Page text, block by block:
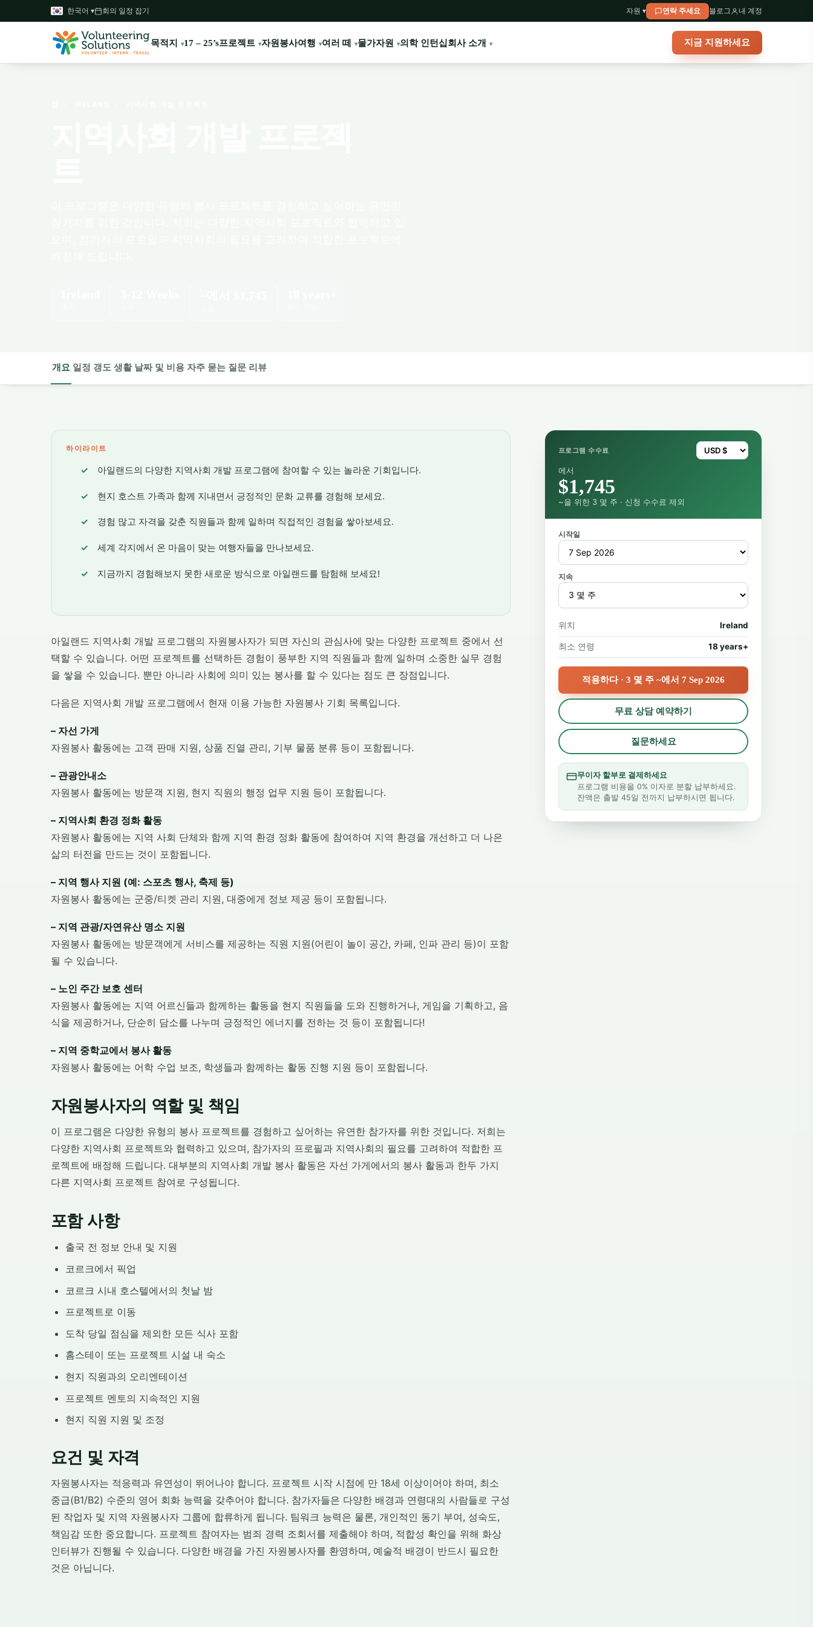
한국어 ▾ 회의 일정 잡기 자원 ▾ 연락 주세요 블로그 내 계정
목적지 17 – 25’s프로젝트 자원봉사여행 여러 떼 물가자원 의학 인턴십회사 소개 지금 지원하세요
개요 일정 갱도 생활 날짜 및 비용 자주 묻는 질문 리뷰
하이라이트
아일랜드의 다양한 지역사회 개발 프로그램에 참여할 수 있는 놀라운 기회입니다.
현지 호스트 가족과 함께 지내면서 긍정적인 문화 교류를 경험해 보세요.
경험 많고 자격을 갖춘 직원들과 함께 일하며 직접적인 경험을 쌓아보세요.
세계 각지에서 온 마음이 맞는 여행자들을 만나보세요.
지금까지 경험해보지 못한 새로운 방식으로 아일랜드를 탐험해 보세요!
아일랜드 지역사회 개발 프로그램의 자원봉사자가 되면 자신의 관심사에 맞는 다양한 프로젝트 중에서 선
택할 수 있습니다. 어떤 프로젝트를 선택하든 경험이 풍부한 지역 직원들과 함께 일하며 소중한 실무 경험
을 쌓을 수 있습니다. 뿐만 아니라 사회에 의미 있는 봉사를 할 수 있다는 점도 큰 장점입니다.
다음은 지역사회 개발 프로그램에서 현재 이용 가능한 자원봉사 기회 목록입니다.
– 자선 가게
자원봉사 활동에는 고객 판매 지원, 상품 진열 관리, 기부 물품 분류 등이 포함됩니다.
– 관광안내소
자원봉사 활동에는 방문객 지원, 현지 직원의 행정 업무 지원 등이 포함됩니다.
– 지역사회 환경 정화 활동
자원봉사 활동에는 지역 사회 단체와 함께 지역 환경 정화 활동에 참여하여 지역 환경을 개선하고 더 나은
삶의 터전을 만드는 것이 포함됩니다.
– 지역 행사 지원 (예: 스포츠 행사, 축제 등)
자원봉사 활동에는 군중/티켓 관리 지원, 대중에게 정보 제공 등이 포함됩니다.
– 지역 관광/자연유산 명소 지원
자원봉사 활동에는 방문객에게 서비스를 제공하는 직원 지원(어린이 놀이 공간, 카페, 인파 관리 등)이 포함
될 수 있습니다.
– 노인 주간 보호 센터
자원봉사 활동에는 지역 어르신들과 함께하는 활동을 현지 직원들을 도와 진행하거나, 게임을 기획하고, 음
식을 제공하거나, 단순히 담소를 나누며 긍정적인 에너지를 전하는 것 등이 포함됩니다!
– 지역 중학교에서 봉사 활동
자원봉사 활동에는 어학 수업 보조, 학생들과 함께하는 활동 진행 지원 등이 포함됩니다.
자원봉사자의 역할 및 책임
이 프로그램은 다양한 유형의 봉사 프로젝트를 경험하고 싶어하는 유연한 참가자를 위한 것입니다. 저희는
다양한 지역사회 프로젝트와 협력하고 있으며, 참가자의 프로필과 지역사회의 필요를 고려하여 적합한 프
로젝트에 배정해 드립니다. 대부분의 지역사회 개발 봉사 활동은 자선 가게에서의 봉사 활동과 한두 가지
다른 지역사회 프로젝트 참여로 구성됩니다.
포함 사항
출국 전 정보 안내 및 지원
코르크에서 픽업
코르크 시내 호스텔에서의 첫날 밤
프로젝트로 이동
도착 당일 점심을 제외한 모든 식사 포함
홈스테이 또는 프로젝트 시설 내 숙소
현지 직원과의 오리엔테이션
프로젝트 멘토의 지속적인 지원
현지 직원 지원 및 조정
요건 및 자격
자원봉사자는 적응력과 유연성이 뛰어나야 합니다. 프로젝트 시작 시점에 만 18세 이상이어야 하며, 최소
중급(B1/B2) 수준의 영어 회화 능력을 갖추어야 합니다. 참가자들은 다양한 배경과 연령대의 사람들로 구성
된 작업자 및 지역 자원봉사자 그룹에 합류하게 됩니다. 팀워크 능력은 물론, 개인적인 동기 부여, 성숙도,
책임감 또한 중요합니다. 프로젝트 참여자는 범죄 경력 조회서를 제출해야 하며, 적합성 확인을 위해 화상
인터뷰가 진행될 수 있습니다. 다양한 배경을 가진 자원봉사자를 환영하며, 예술적 배경이 반드시 필요한
것은 아닙니다.
프로그램 수수료
에서
$1,745
~을 위한 3 몇 주 · 신청 수수료 제외
시작일
지속
위치 Ireland
최소 연령 18 years+
적용하다 · 3 몇 주 ~에서 7 Sep 2026
무료 상담 예약하기
질문하세요
무이자 할부로 결제하세요
프로그램 비용을 0% 이자로 분할 납부하세요.
잔액은 출발 45일 전까지 납부하시면 됩니다.